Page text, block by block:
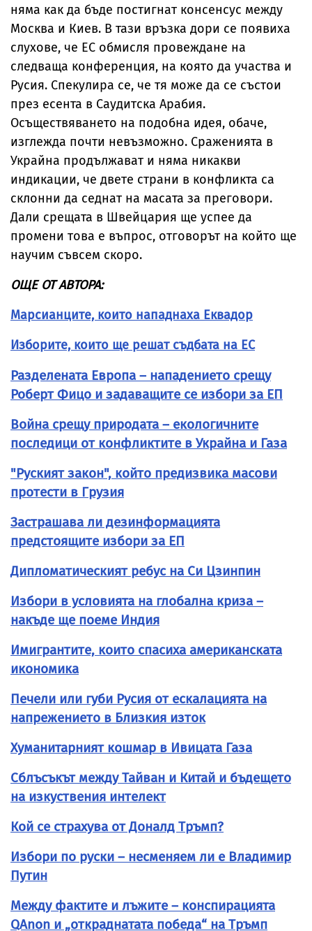
няма как да бъде постигнат консенсус между
Москва и Киев. В тази връзка дори се появиха
слухове, че ЕС обмисля провеждане на
следваща конференция, на която да участва и
Русия. Спекулира се, че тя може да се състои
през есента в Саудитска Арабия.
Осъществяването на подобна идея, обаче,
изглежда почти невъзможно. Сраженията в
Украйна продължават и няма никакви
индикации, че двете страни в конфликта са
склонни да седнат на масата за преговори.
Дали срещата в Швейцария ще успее да
промени това е въпрос, отговорът на който ще
научим съвсем скоро.
ОЩЕ ОТ АВТОРА:
Марсианците, които нападнаха Еквадор
Изборите, които ще решат съдбата на ЕС
Разделената Европа – нападението срещу
Роберт Фицо и задаващите се избори за ЕП
Война срещу природата – екологичните
последици от конфликтите в Украйна и Газа
"Руският закон", който предизвика масови
протести в Грузия
Застрашава ли дезинформацията
предстоящите избори за ЕП
Дипломатическият ребус на Си Цзинпин
Избори в условията на глобална криза –
накъде ще поеме Индия
Имигрантите, които спасиха американската
икономика
Печели или губи Русия от ескалацията на
напрежението в Близкия изток
Хуманитарният кошмар в Ивицата Газа
Сблъсъкът между Тайван и Китай и бъдещето
на изкуствения интелект
Кой се страхува от Доналд Тръмп?
Избори по руски – несменяем ли е Владимир
Путин
Между фактите и лъжите – конспирацията
QAnon и „откраднатата победа“ на Тръмп